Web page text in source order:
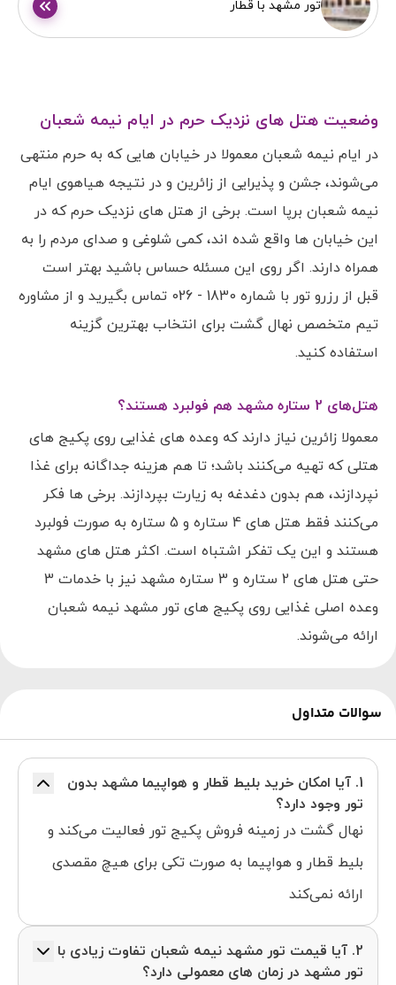
تور مشهد با قطار
وضعیت هتل های نزدیک حرم در ایام نیمه شعبان
در ایام نیمه شعبان معمولا در خیابان هایی که به حرم منتهی
می‌شوند، جشن و پذیرایی از زائرین و در نتیجه هیاهوی ایام
نیمه شعبان برپا است. برخی از هتل های نزدیک حرم که در
این خیابان ها واقع شده اند، کمی شلوغی و صدای مردم را به
همراه دارند. اگر روی این مسئله حساس باشید بهتر است
قبل از رزرو تور با شماره 1830 - 026 تماس بگیرید و از مشاوره
تیم متخصص نهال گشت برای انتخاب بهترین گزینه
استفاده کنید.
هتل‌های 2 ستاره مشهد هم فولبرد هستند؟
معمولا زائرین نیاز دارند که وعده های غذایی روی پکیج های
هتلی که تهیه می‌کنند باشد؛ تا هم هزینه جداگانه برای غذا
نپردازند، هم بدون دغدغه به زیارت بپردازند. برخی ها فکر
می‌کنند فقط هتل های 4 ستاره و 5 ستاره به صورت فولبرد
هستند و این یک تفکر اشتباه است. اکثر هتل های مشهد
حتی هتل های 2 ستاره و 3 ستاره مشهد نیز با خدمات 3
وعده اصلی غذایی روی پکیج های تور مشهد نیمه شعبان
ارائه می‌شوند.
سوالات متداول
1. آیا امکان خرید بلیط قطار و هواپیما مشهد بدون
تور وجود دارد؟
نهال گشت در زمینه فروش پکیج تور فعالیت می‌کند و
بلیط قطار و هواپیما به صورت تکی برای هیچ مقصدی
ارائه نمی‌کند
2. آیا قیمت تور مشهد نیمه شعبان تفاوت زیادی با
تور مشهد در زمان های معمولی دارد؟